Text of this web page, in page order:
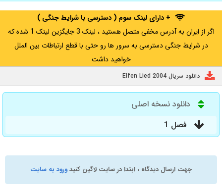
+ دارای لینک سوم ( دسترسی با شرایط جنگی )
اگر از ایران به آدرس مخفی متصل هستید ، لینک 3 جایگزین لینک 1 شده که
در شرایط جنگی دسترسی به سرور ها رو حتی با قطع ارتباطات بین الملل
خواهید داشت
دانلود سریال Elfen Lied 2004
دانلود نسخه اصلی
فصل 1
جهت ارسال دیدگاه ، ابتدا در سایت لاگین کنیدورود به سایت